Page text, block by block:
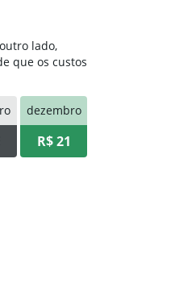
lado,
que os custos
dezembro
R$ 21